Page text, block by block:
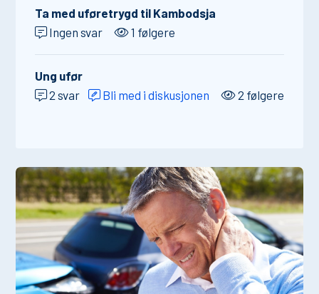
Ta med uføretrygd til Kambodsja
Ingen svar
1 følgere
Ung ufør
2 svar
Bli med i diskusjonen 2 følgere